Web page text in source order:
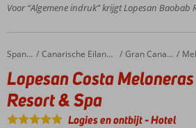
5 zwembaden en 2
en
Volpension
ook
mogelijk
UNIQUE
Voor “Algemene indruk” krijgt Lopesan Baobab
Home Spanje Canarische Eilanden Gran Canaria
Lopesan Costa Meloneras Resort & Spa
Lopesan Costa Meloneras
Resort & Spa
Logies en ontbijt-Hotel